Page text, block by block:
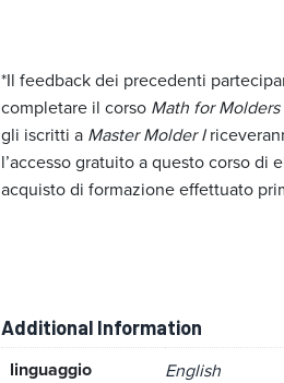
*Il feedback dei precedenti
completare il corso Math for Molders
gli iscritti a Master Molder I
l’accesso gratuito a questo corso di
acquisto di formazione effettuato
Additional Information
linguaggio English